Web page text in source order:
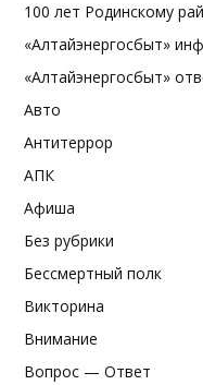
100 лет Родинскому
«Алтайэнергосбыт»
«Алтайэнергосбыт»
Авто
Антитеррор
АПК
Афиша
Без рубрики
Бессмертный полк
Викторина
Внимание
Вопрос — Ответ